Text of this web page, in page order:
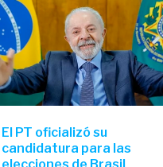
El PT oficializó su
candidatura para las
elecciones de Brasil